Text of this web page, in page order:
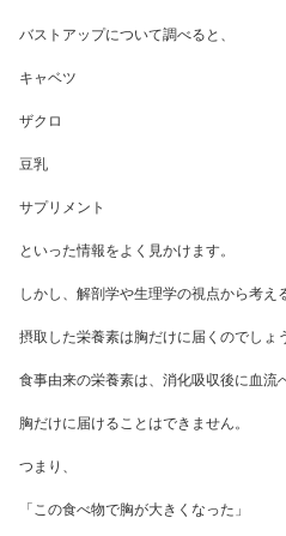
バストアップについて調べると、
キャベツ
ザクロ
豆乳
サプリメント
といった情報をよく見かけます。
しかし、解剖学や生理学の視点から考え
摂取した栄養素は胸だけに届くのでしょ
食事由来の栄養素は、消化吸収後に血流
胸だけに届けることはできません。
つまり、
「この食べ物で胸が大きくなった」